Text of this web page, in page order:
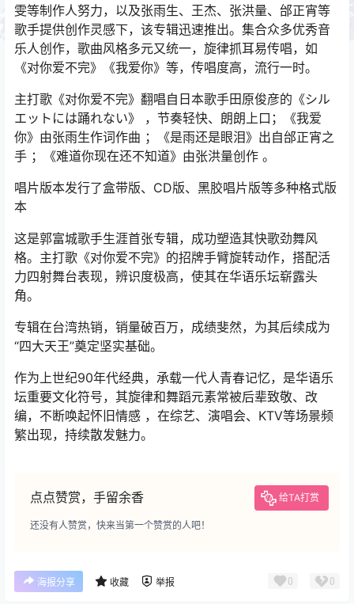
雯等制作人努力，以及张雨生、王杰、张洪量、邰正宵等
歌手提供创作灵感下，该专辑迅速推出。集合众多优秀音
乐人创作，歌曲风格多元又统一，旋律抓耳易传唱，如
《对你爱不完》《我爱你》等，传唱度高，流行一时。
主打歌《对你爱不完》翻唱自日本歌手田原俊彦的《シル
エットには踊れない》 ，节奏轻快、朗朗上口；《我爱
你》由张雨生作词作曲 ；《是雨还是眼泪》出自邰正宵之
手 ；《难道你现在还不知道》由张洪量创作 。
唱片版本发行了盒带版、CD版、黑胶唱片版等多种格式版
本
这是郭富城歌手生涯首张专辑，成功塑造其快歌劲舞风
格。主打歌《对你爱不完》的招牌手臂旋转动作，搭配活
力四射舞台表现，辨识度极高，使其在华语乐坛崭露头
角。
专辑在台湾热销，销量破百万，成绩斐然，为其后续成为
“四大天王”奠定坚实基础。
作为上世纪90年代经典，承载一代人青春记忆，是华语乐
坛重要文化符号，其旋律和舞蹈元素常被后辈致敬、改
编，不断唤起怀旧情感 ，在综艺、演唱会、KTV等场景频
繁出现，持续散发魅力。
点点赞赏，手留余香 给TA打赏
还没有人赞赏，快来当第一个赞赏的人吧！
海报分享 收藏 举报 0 0